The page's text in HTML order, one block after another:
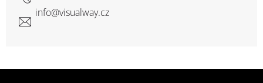
info@visualway.cz
Zápatí